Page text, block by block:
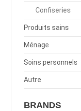
Confiseries
Produits sains
Ménage
Soins personnels
Autre
BRANDS